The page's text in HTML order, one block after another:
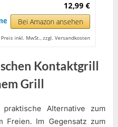
12,99 €
Bei Amazon ansehen
Preis inkl. MwSt., zzgl. Versandkosten
Kontaktgrill
Grill
Alternative zum
Freien. Im Gegensatz zum